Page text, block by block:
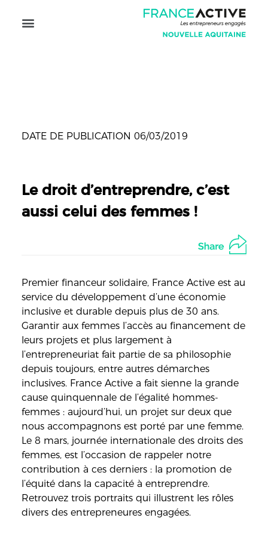
DATE DE PUBLICATION 06/03/2019
Le droit d’entreprendre, c’est
aussi celui des femmes !
Premier financeur solidaire, France Active est au
service du développement d’une économie
inclusive et durable depuis plus de 30 ans.
Garantir aux femmes l’accès au financement de
leurs projets et plus largement à
l’entrepreneuriat fait partie de sa philosophie
depuis toujours, entre autres démarches
inclusives. France Active a fait sienne la grande
cause quinquennale de l’égalité hommes-
femmes : aujourd’hui, un projet sur deux que
nous accompagnons est porté par une femme.
Le 8 mars, journée internationale des droits des
femmes, est l’occasion de rappeler notre
contribution à ces derniers : la promotion de
l’équité dans la capacité à entreprendre.
Retrouvez trois portraits qui illustrent les rôles
divers des entrepreneures engagées.